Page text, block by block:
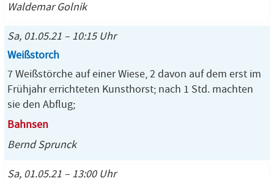
Waldemar Golnik
Sa, 01.05.21 – 10:15 Uhr
Weißstorch
7 Weißstörche auf einer Wiese, 2 davon auf dem erst im
Frühjahr errichteten Kunsthorst; nach 1 Std. machten
sie den Abflug;
Bahnsen
Bernd Sprunck
Sa, 01.05.21 – 13:00 Uhr